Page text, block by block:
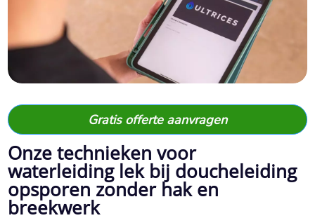
Gratis offerte aanvragen
Onze technieken voor
waterleiding lek bij doucheleiding
opsporen zonder hak en
breekwerk